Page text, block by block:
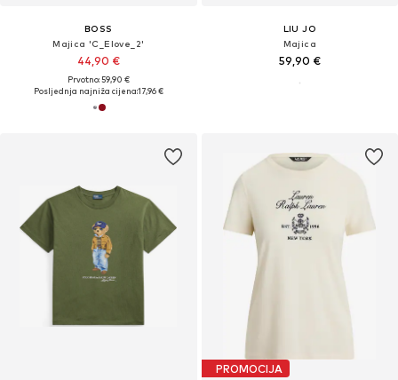
BOSS
Majica 'C_Elove_2'
44,90 €
Prvotno: 59,90 €
Posljednja najniža cijena:17,96 €
LIU JO
Majica
59,90 €
PROMOCIJA